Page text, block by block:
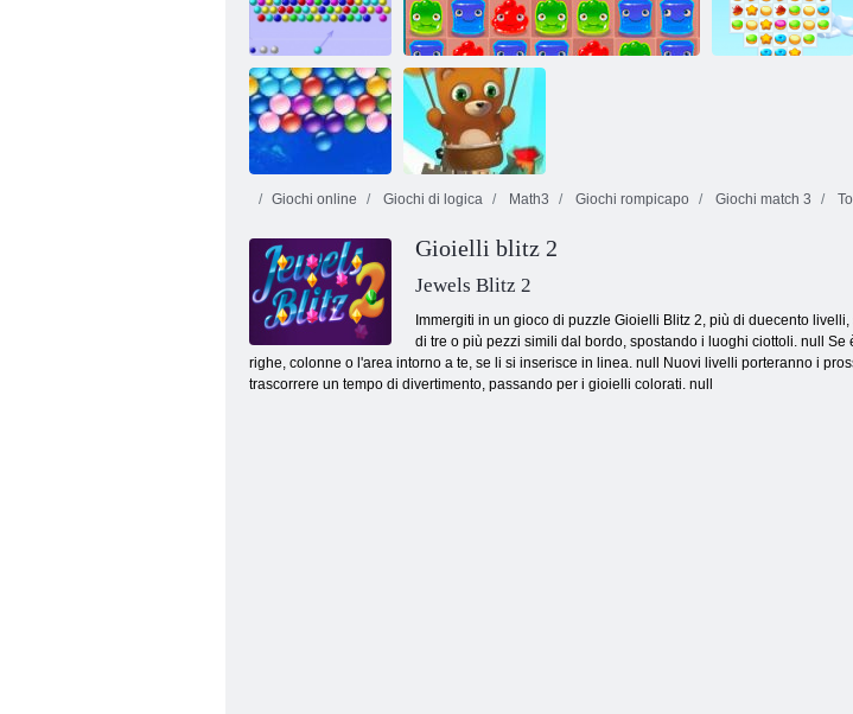
Isola tabby
Terra di budino 2
Marinaio pop
BUBLE Shooter
HTML5
Bolle senza fine
Scattatura a bolle
infinita
Giochi online Giochi di logica Math3 Giochi rompicapo Giochi match 3
Gioielli blitz 2
Jewels Blitz 2
Immergiti in un gioco di puzzle Gioielli Blitz 2, più di duecento
di tre o più pezzi simili dal bordo, spostando i luoghi ciottoli. null
righe, colonne o l'area intorno a te, se li si inserisce in linea. null Nuovi livelli porteranno i
trascorrere un tempo di divertimento, passando per i gioielli colorati. null